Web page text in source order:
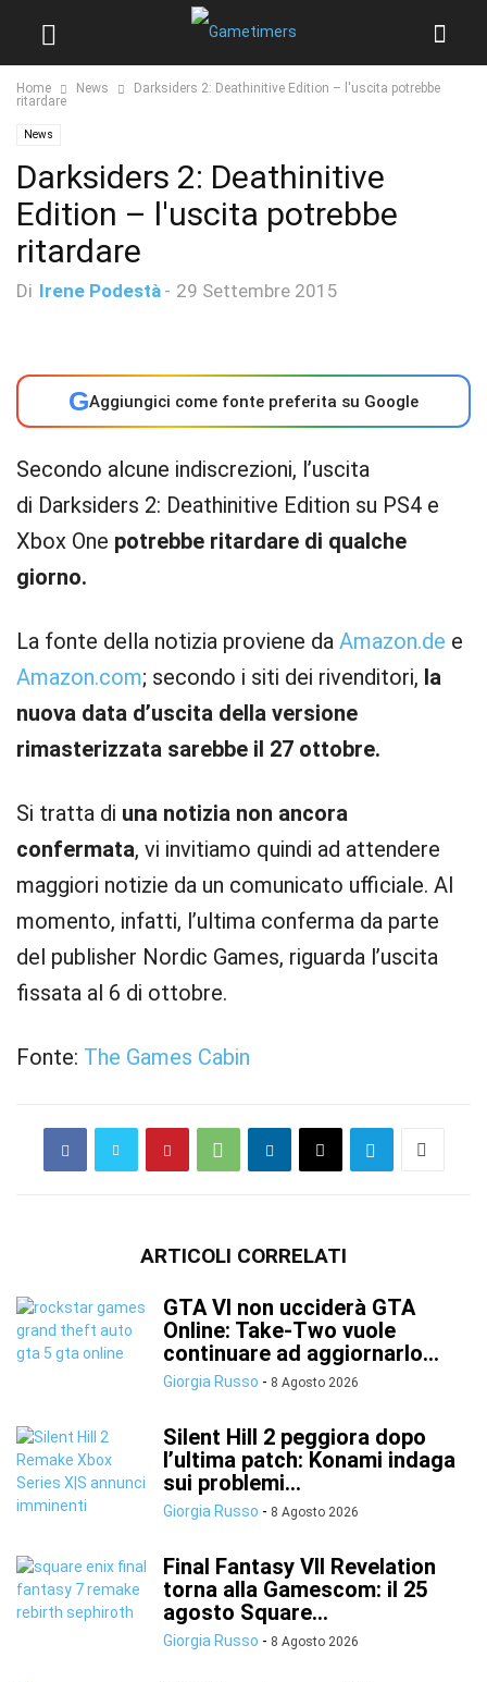
Home News
Darksiders 2: Deathinitive Edition – l'uscita potrebbe
ritardare
News
Darksiders 2: Deathinitive
Edition – l'uscita potrebbe
ritardare
Di Irene Podestà - 29 Settembre 2015
GAggiungici come fonte preferita su Google
Secondo alcune indiscrezioni, l’uscita
di Darksiders 2: Deathinitive Edition su PS4 e
Xbox One potrebbe ritardare di qualche
giorno.
La fonte della notizia proviene da Amazon.de e
Amazon.com; secondo i siti dei rivenditori, la
nuova data d’uscita della versione
rimasterizzata sarebbe il 27 ottobre.
Si tratta di una notizia non ancora
confermata, vi invitiamo quindi ad attendere
maggiori notizie da un comunicato ufficiale. Al
momento, infatti, l’ultima conferma da parte
del publisher Nordic Games, riguarda l’uscita
fissata al 6 di ottobre.
Fonte: The Games Cabin
ARTICOLI CORRELATI
GTA VI non ucciderà GTA
Online: Take-Two vuole
continuare ad aggiornarlo...
Giorgia Russo - 8 Agosto 2026
Silent Hill 2 peggiora dopo
l’ultima patch: Konami indaga
sui problemi...
Giorgia Russo - 8 Agosto 2026
Final Fantasy VII Revelation
torna alla Gamescom: il 25
agosto Square...
Giorgia Russo - 8 Agosto 2026